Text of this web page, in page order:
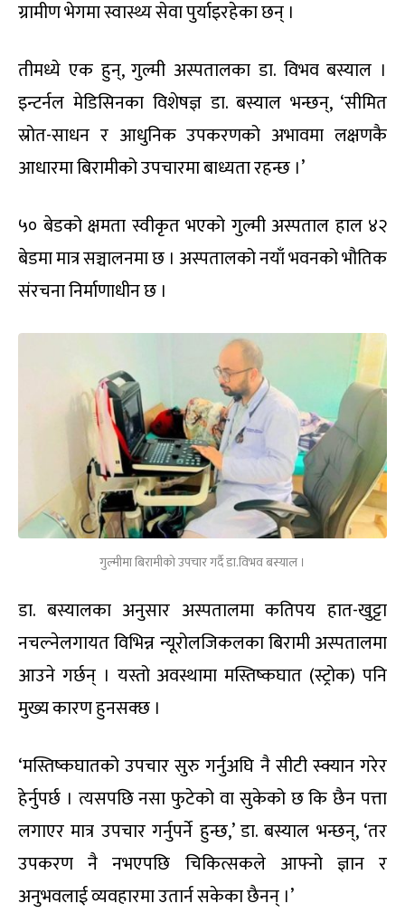
ग्रामीण भेगमा स्वास्थ्य सेवा पुर्याइरहेका छन् ।
तीमध्ये एक हुन्, गुल्मी अस्पतालका डा. विभव बस्याल ।
इन्टर्नल मेडिसिनका विशेषज्ञ डा. बस्याल भन्छन्, ‘सीमित
स्रोत-साधन र आधुनिक उपकरणको अभावमा लक्षणकै
आधारमा बिरामीको उपचारमा बाध्यता रहन्छ ।’
५० बेडको क्षमता स्वीकृत भएको गुल्मी अस्पताल हाल ४२
बेडमा मात्र सञ्चालनमा छ । अस्पतालको नयाँ भवनको भौतिक
संरचना निर्माणाधीन छ ।
गुल्मीमा बिरामीको उपचार गर्दै डा.विभव बस्याल ।
डा. बस्यालका अनुसार अस्पतालमा कतिपय हात-खुट्टा
नचल्नेलगायत विभिन्न न्यूरोलजिकलका बिरामी अस्पतालमा
आउने गर्छन् । यस्तो अवस्थामा मस्तिष्कघात (स्ट्रोक) पनि
मुख्य कारण हुनसक्छ ।
‘मस्तिष्कघातको उपचार सुरु गर्नुअघि नै सीटी स्क्यान गरेर
हेर्नुपर्छ । त्यसपछि नसा फुटेको वा सुकेको छ कि छैन पत्ता
लगाएर मात्र उपचार गर्नुपर्ने हुन्छ,’ डा. बस्याल भन्छन्, ‘तर
उपकरण नै नभएपछि चिकित्सकले आफ्नो ज्ञान र
अनुभवलाई व्यवहारमा उतार्न सकेका छैनन् ।’